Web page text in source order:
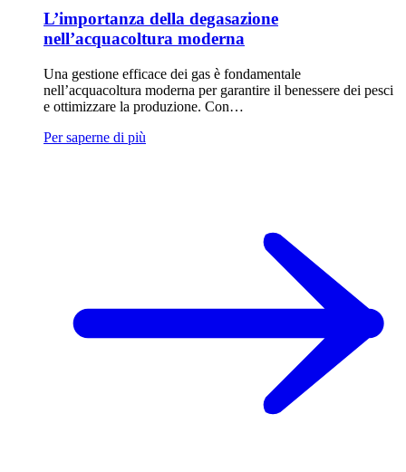
L’importanza della degasazione
nell’acquacoltura moderna
Una gestione efficace dei gas è fondamentale
nell’acquacoltura moderna per garantire il benessere dei pesci
e ottimizzare la produzione. Con…
Per saperne di più